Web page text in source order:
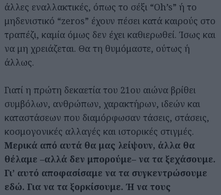
άλλες εναλλακτικές, όπως το σέξι “Oh’s” ή το
μηδενιστικό “zeros” έχουν πέσει κατά καιρούς στο
τραπέζι, καμία όμως δεν έχει καθιερωθεί. Ίσως και
να μη χρειάζεται. Θα τη θυμόμαστε, ούτως ή
άλλως.
Γιατί η πρώτη δεκαετία του 21ου αιώνα βρίθει
συμβόλων, ανθρώπων, χαρακτήρων, ιδεών και
καταστάσεων που διαμόρφωσαν τάσεις, στάσεις,
κοσμογονικές αλλαγές και ιστορικές στιγμές.
Μερικά από αυτά θα μας λείψουν, άλλα θα
θέλαμε –αλλά δεν μπορούμε– να τα ξεχάσουμε.
Γι’ αυτό αποφασίσαμε να τα συγκεντρώσουμε
εδώ. Για να τα ξορκίσουμε. Ή να τους